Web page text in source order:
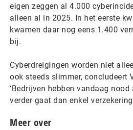
eigen zeggen al 4.000
alleen al in 2025. In het eerste
kwamen daar nog eens 1.400
bij.
Cyberdreigingen worden niet
ook steeds slimmer, concludeert
‘Bedrijven hebben vandaag
verder gaat dan enkel
Meer over